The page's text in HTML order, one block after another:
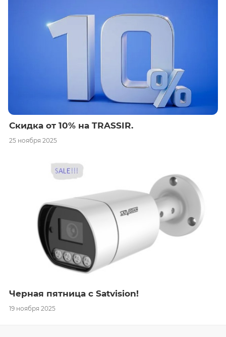
Скидка от 10% на TRASSIR.
25 ноября 2025
Черная пятница с Satvision!
19 ноября 2025